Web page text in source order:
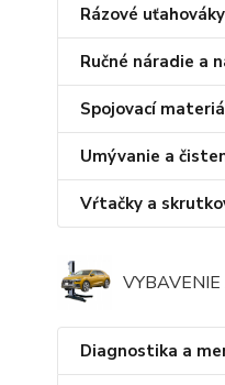
Rázové uťahováky
Ručné náradie a
Spojovací
Umývanie a
Vŕtačky a
Diagnostika a